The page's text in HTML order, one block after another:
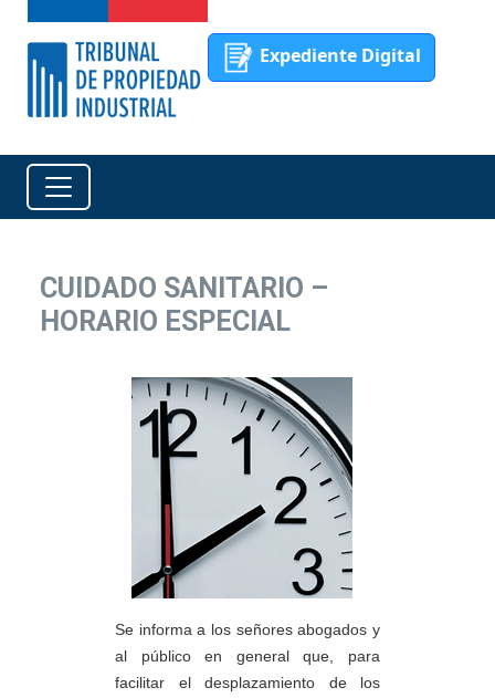
Expediente Digital
CUIDADO SANITARIO –
HORARIO ESPECIAL
Se informa a los señores abogados y
al público en general que, para
facilitar el desplazamiento de los